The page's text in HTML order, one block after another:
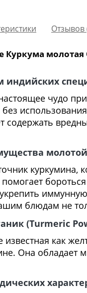
Отзывов
Куркума
индийских
чудо
без
содержать
куркумина,
блюдам не
(Turmeric
известная как
Она обладает